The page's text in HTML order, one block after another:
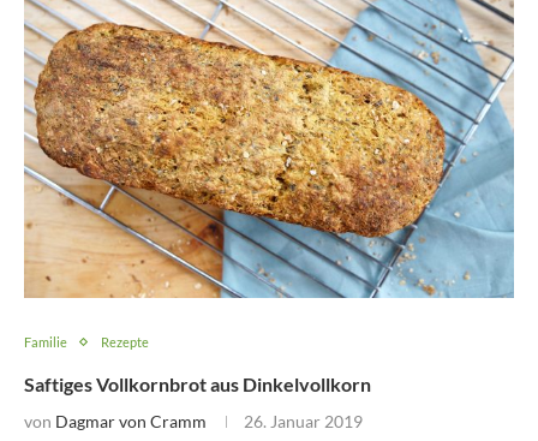
Familie Rezepte
Saftiges Vollkornbrot aus Dinkelvollkorn
von Dagmar von Cramm 26. Januar 2019